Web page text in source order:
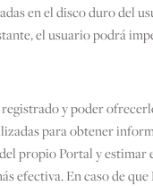
en el disco duro del
el usuario podrá
y poder
para obtener
propio Portal y estimar
efectiva. En caso de que